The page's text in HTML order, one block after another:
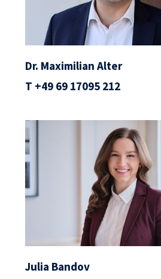
Dr. Maximilian Alter
T +49 69 17095 212
Julia Bandov